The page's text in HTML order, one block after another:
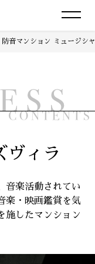
防音マンション ミュージシ
ヴィラ
音楽活動されてい
楽・映画鑑賞を気
施したマンション